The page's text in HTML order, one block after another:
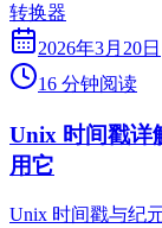
转换器
2026年3月20日
16 分钟阅读
Unix 时间戳详
用它
Unix 时间戳与纪